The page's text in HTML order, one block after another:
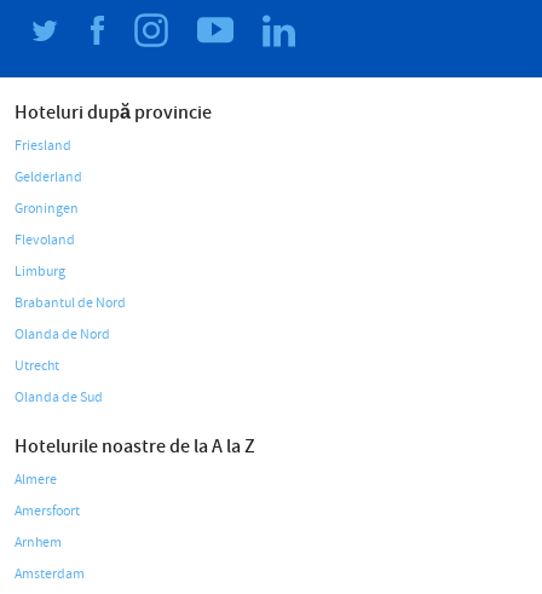
Hoteluri după provincie
Friesland
Gelderland
Groningen
Flevoland
Limburg
Brabantul de Nord
Olanda de Nord
Utrecht
Olanda de Sud
Hotelurile noastre de la A la Z
Almere
Amersfoort
Arnhem
Amsterdam